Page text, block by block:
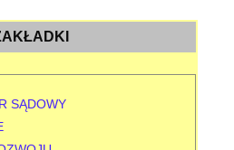
SĄDOWY